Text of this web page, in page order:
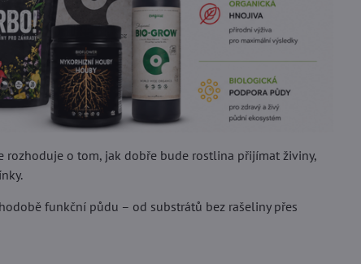
rozhoduje o tom, jak dobře bude rostlina přijímat živiny,
funkční půdu – od substrátů bez rašeliny přes